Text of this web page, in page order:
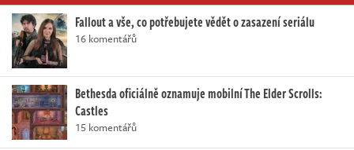
Fallout a vše, co potřebujete vědět o zasazení seriálu
16 komentářů
Bethesda oficiálně oznamuje mobilní The Elder Scrolls:
Castles
15 komentářů